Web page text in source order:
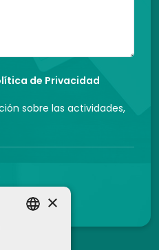
de Privacidad
sobre las actividades,
×